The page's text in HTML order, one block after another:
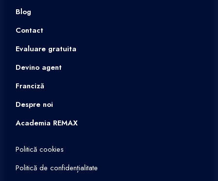
Blog
Contact
Evaluare gratuita
Devino agent
Franciză
Despre noi
Academia REMAX
Politică cookies
Politică de confidențialitate